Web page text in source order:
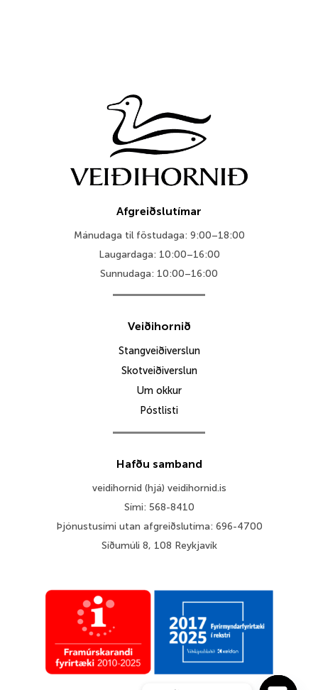
Afgreiðslutímar
Mánudaga til föstudaga: 9:00–18:00
Laugardaga: 10:00–16:00
Sunnudaga: 10:00–16:00
Veiðihornið
Stangveiðiverslun
Skotveiðiverslun
Um okkur
Póstlisti
Hafðu samband
veidihornid (hjá) veidihornid.is
Sími: 568-8410
Þjónustusími utan afgreiðslutíma: 696-4700
Síðumúli 8, 108 Reykjavík